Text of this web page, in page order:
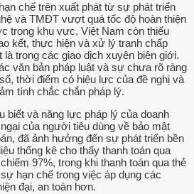
chế trên xuất phát từ sự phát triển
và TMĐT vượt quá tốc độ hoàn thiện
trong khu vực, Việt Nam còn thiếu
kết, thực hiện và xử lý tranh chấp
trong các giao dịch xuyên biên giới.
văn bản pháp luật và sự chưa rõ ràng
thời điểm có hiệu lực của đề nghị và
tính chắc chắn pháp lý.
biết và năng lực pháp lý của doanh
của người tiêu dùng về bảo mật
đã ảnh hưởng đến sự phát triển bền
thống kê cho thấy thanh toán qua
97%, trong khi thanh toán qua thẻ
hạn chế trong việc áp dụng các
đại, an toàn hơn.